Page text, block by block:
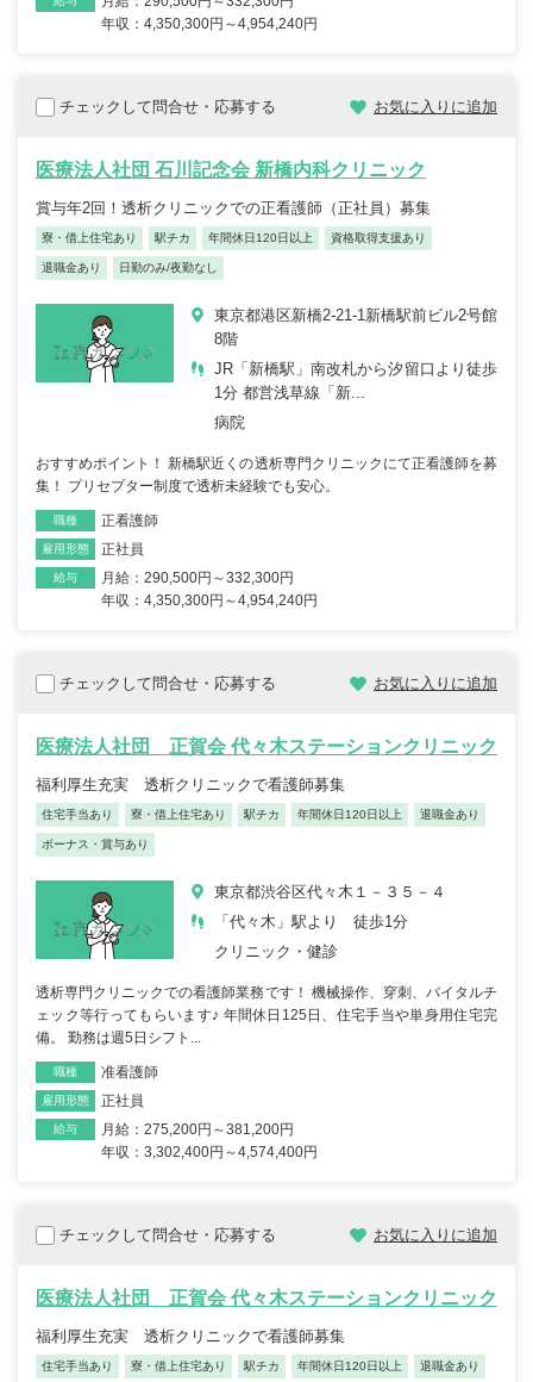
年収：4,350,300円～4,954,240円
チェックして問合せ・応募する お気に入りに追加
医療法人社団 石川記念会 新橋内科クリニック
賞与年2回！透析クリニックでの正看護師（正社員）募集
寮・借上住宅あり 駅チカ 年間休日120日以上 資格取得支援あり
退職金あり 日勤のみ/夜勤なし
東京都港区新橋2-21-1新橋駅前ビル2号館
8階
JR「新橋駅」南改札から汐留口より徒歩
1分 都営浅草線「新...
病院
おすすめポイント！ 新橋駅近くの透析専門クリニックにて正看護師を募
集！ プリセプター制度で透析未経験でも安心。
職種 正看護師
雇用形態 正社員
給与
月給：290,500円～332,300円
年収：4,350,300円～4,954,240円
チェックして問合せ・応募する お気に入りに追加
医療法人社団 正賀会 代々木ステーションクリニック
福利厚生充実 透析クリニックで看護師募集
住宅手当あり 寮・借上住宅あり 駅チカ 年間休日120日以上 退職金あり
ボーナス・賞与あり
東京都渋谷区代々木１－３５－４
「代々木」駅より 徒歩1分
クリニック・健診
透析専門クリニックでの看護師業務です！ 機械操作、穿刺、バイタルチ
ェック等行ってもらいます♪ 年間休日125日、住宅手当や単身用住宅完
備。 勤務は週5日シフト...
職種 准看護師
雇用形態 正社員
給与
月給：275,200円～381,200円
年収：3,302,400円～4,574,400円
チェックして問合せ・応募する お気に入りに追加
医療法人社団 正賀会 代々木ステーションクリニック
福利厚生充実 透析クリニックで看護師募集
住宅手当あり 寮・借上住宅あり 駅チカ 年間休日120日以上 退職金あり